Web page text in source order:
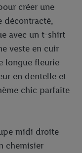
créer une
décontracté,
avec un t-shirt
veste en cuir
longue fleurie
en dentelle et
chic parfaite
midi droite
chemisier